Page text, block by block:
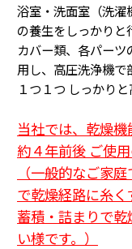
浴室・洗面室（洗濯
の養生をしっかりと
カバー類、各パー
用し、高圧洗浄機で
１つ１つ しっかり
当社では、乾燥機
約４年前後 ご使用
（一般的なご家
で乾燥経路に糸
蓄積・詰まりで乾
い様です。 ）